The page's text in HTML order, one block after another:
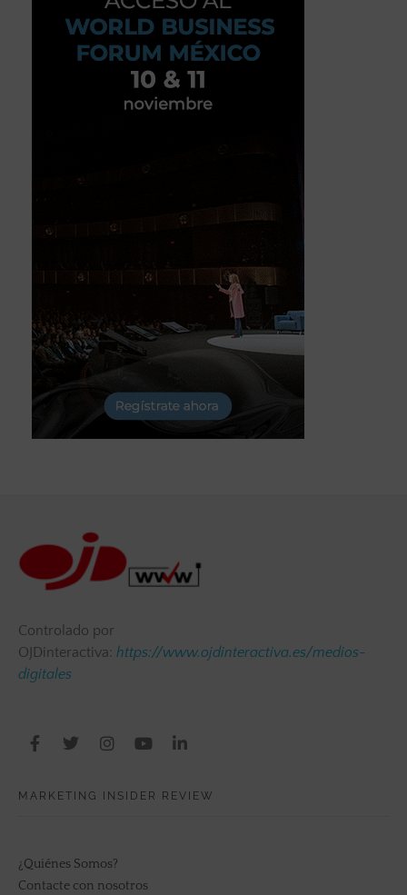
Controlado por
OJDinteractiva: https://www.ojdinteractiva.es/medios-
digitales
MARKETING INSIDER REVIEW
¿Quiénes Somos?
Contacte con nosotros